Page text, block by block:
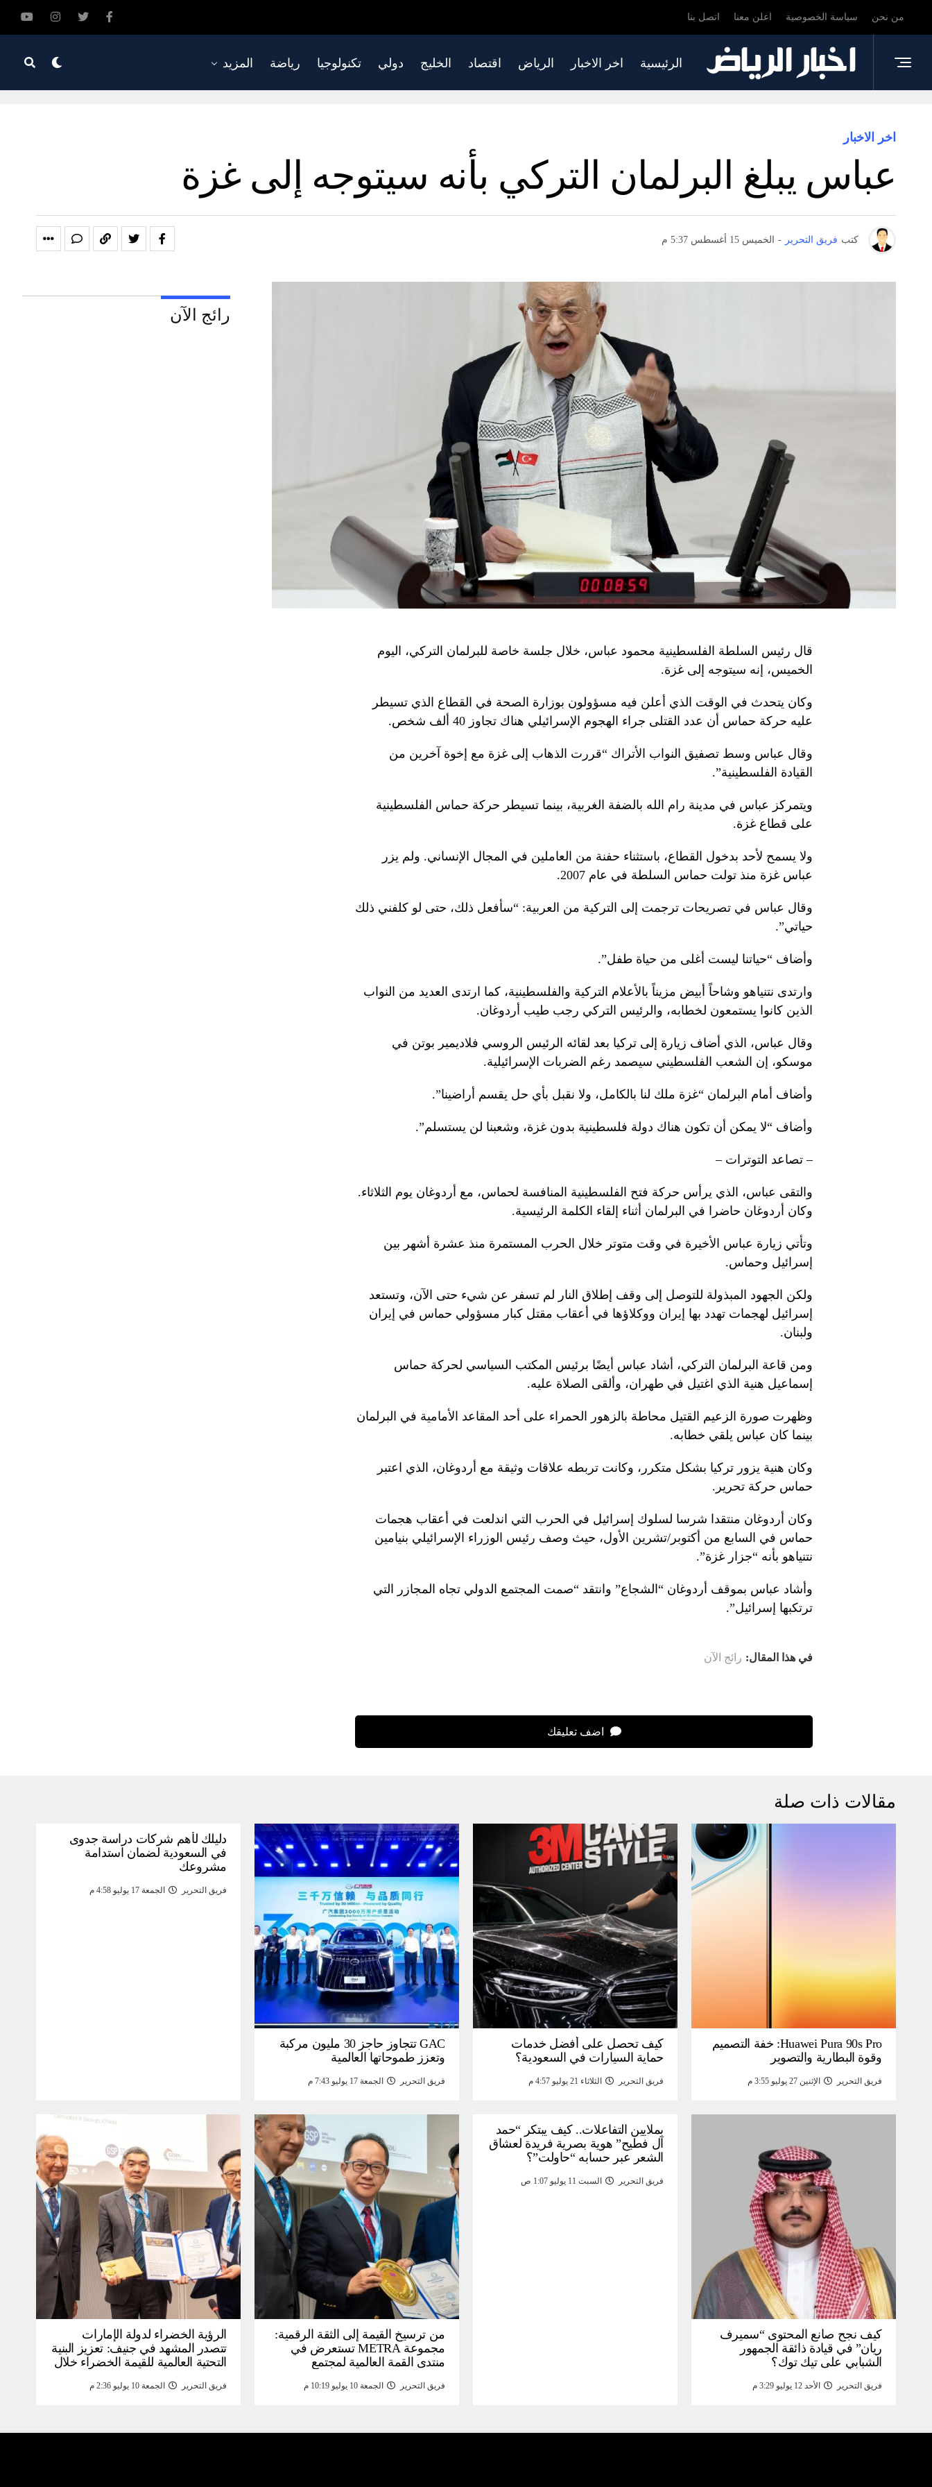
من نحن سياسة الخصوصية اعلن معنا اتصل بنا
الرئيسية اخر الاخبار الرياض اقتصاد الخليج دولي تكنولوجيا رياضة المزيد
اخر الاخبار
عباس يبلغ البرلمان التركي بأنه سيتوجه إلى غزة
كتب فريق التحرير - الخميس 15 أغسطس 5:37 م
قال رئيس السلطة الفلسطينية محمود عباس، خلال جلسة خاصة للبرلمان التركي، اليوم
الخميس، إنه سيتوجه إلى غزة.
وكان يتحدث في الوقت الذي أعلن فيه مسؤولون بوزارة الصحة في القطاع الذي تسيطر
عليه حركة حماس أن عدد القتلى جراء الهجوم الإسرائيلي هناك تجاوز 40 ألف شخص.
وقال عباس وسط تصفيق النواب الأتراك “قررت الذهاب إلى غزة مع إخوة آخرين من
القيادة الفلسطينية”.
ويتمركز عباس في مدينة رام الله بالضفة الغربية، بينما تسيطر حركة حماس الفلسطينية
على قطاع غزة.
ولا يسمح لأحد بدخول القطاع، باستثناء حفنة من العاملين في المجال الإنساني. ولم يزر
عباس غزة منذ تولت حماس السلطة في عام 2007.
وقال عباس في تصريحات ترجمت إلى التركية من العربية: “سأفعل ذلك، حتى لو كلفني ذلك
حياتي”.
وأضاف “حياتنا ليست أغلى من حياة طفل”.
وارتدى نتنياهو وشاحاً أبيض مزيناً بالأعلام التركية والفلسطينية، كما ارتدى العديد من النواب
الذين كانوا يستمعون لخطابه، والرئيس التركي رجب طيب أردوغان.
وقال عباس، الذي أضاف زيارة إلى تركيا بعد لقائه الرئيس الروسي فلاديمير بوتن في
موسكو، إن الشعب الفلسطيني سيصمد رغم الضربات الإسرائيلية.
وأضاف أمام البرلمان “غزة ملك لنا بالكامل، ولا نقبل بأي حل يقسم أراضينا”.
وأضاف “لا يمكن أن تكون هناك دولة فلسطينية بدون غزة، وشعبنا لن يستسلم”.
– تصاعد التوترات –
والتقى عباس، الذي يرأس حركة فتح الفلسطينية المنافسة لحماس، مع أردوغان يوم الثلاثاء.
وكان أردوغان حاضرا في البرلمان أثناء إلقاء الكلمة الرئيسية.
وتأتي زيارة عباس الأخيرة في وقت متوتر خلال الحرب المستمرة منذ عشرة أشهر بين
إسرائيل وحماس.
ولكن الجهود المبذولة للتوصل إلى وقف إطلاق النار لم تسفر عن شيء حتى الآن، وتستعد
إسرائيل لهجمات تهدد بها إيران ووكلاؤها في أعقاب مقتل كبار مسؤولي حماس في إيران
ولبنان.
ومن قاعة البرلمان التركي، أشاد عباس أيضًا برئيس المكتب السياسي لحركة حماس
إسماعيل هنية الذي اغتيل في طهران، وألقى الصلاة عليه.
وظهرت صورة الزعيم القتيل محاطة بالزهور الحمراء على أحد المقاعد الأمامية في البرلمان
بينما كان عباس يلقي خطابه.
وكان هنية يزور تركيا بشكل متكرر، وكانت تربطه علاقات وثيقة مع أردوغان، الذي اعتبر
حماس حركة تحرير.
وكان أردوغان منتقدا شرسا لسلوك إسرائيل في الحرب التي اندلعت في أعقاب هجمات
حماس في السابع من أكتوبر/تشرين الأول، حيث وصف رئيس الوزراء الإسرائيلي بنيامين
نتنياهو بأنه “جزار غزة”.
وأشاد عباس بموقف أردوغان “الشجاع” وانتقد “صمت المجتمع الدولي تجاه المجازر التي
ترتكبها إسرائيل”.
في هذا المقال: رائج الآن
اضف تعليقك
رائج الآن
مقالات ذات صلة
Huawei Pura 90s Pro: خفة التصميم
وقوة البطارية والتصوير
فريق التحرير الإثنين 27 يوليو 3:55 م
كيف تحصل على أفضل خدمات
حماية السيارات في السعودية؟
فريق التحرير الثلاثاء 21 يوليو 4:57 م
GAC تتجاوز حاجز 30 مليون مركبة
وتعزز طموحاتها العالمية
فريق التحرير الجمعة 17 يوليو 7:43 م
دليلك لأهم شركات دراسة جدوى
في السعودية لضمان استدامة
مشروعك
فريق التحرير الجمعة 17 يوليو 4:58 م
كيف نجح صانع المحتوى “سميرف
ريان” في قيادة ذائقة الجمهور
الشبابي على تيك توك؟
فريق التحرير الأحد 12 يوليو 3:29 م
بملايين التفاعلات.. كيف يبتكر “حمد
آل فطيح” هوية بصرية فريدة لعشاق
الشعر عبر حسابه “حاولت”؟
فريق التحرير السبت 11 يوليو 1:07 ص
من ترسيخ القيمة إلى الثقة الرقمية:
مجموعة METRA تستعرض في
منتدى القمة العالمية لمجتمع
تحتية للأصول الرقمية المدعومة
فريق التحرير الجمعة 10 يوليو 10:19 م
الرؤية الخضراء لدولة الإمارات
تتصدر المشهد في جنيف: تعزيز البنية
التحتية العالمية للقيمة الخضراء خلال
المعلومات WSIS 2026 وقمة “الذكاء
فريق التحرير الجمعة 10 يوليو 2:36 م